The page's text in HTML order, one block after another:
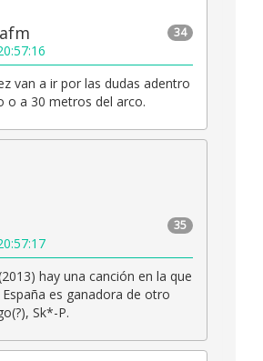
34
van a ir por las dudas adentro
o a 30 metros del arco.
35
hay una canción en la que
es ganadora de otro
Sk*-P.